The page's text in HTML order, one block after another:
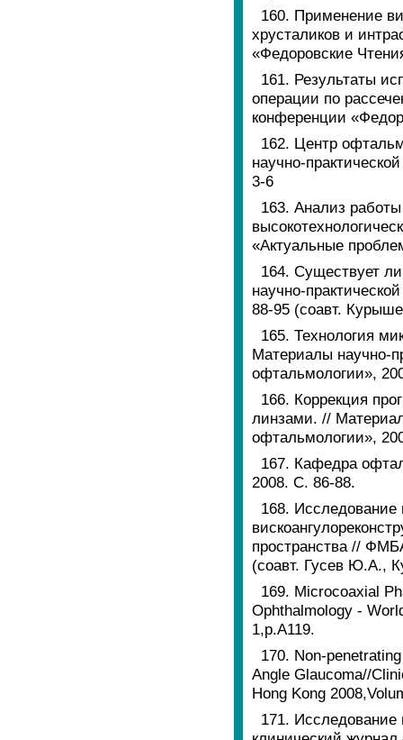
160. Применение
хрусталиков и
«Федоровские
161. Результаты
операции по
конференции
162. Центр
научно-
3-6
163. Анализ
«Актуальные
164. Существует
научно-
88-95 (соавт.
165. Технология
Материалы научно-
офтальмологии»,
166. Коррекция
линзами. //
офтальмологии»,
167. Кафедра
2008. С. 86-88.
168. Исследование
пространства //
(соавт. Гусев Ю.А.,
169. Microcoaxial
Ophthalmology -
1,p.A119.
170. Non-
Angle Glaucoma//
Hong Kong
171. Исследование